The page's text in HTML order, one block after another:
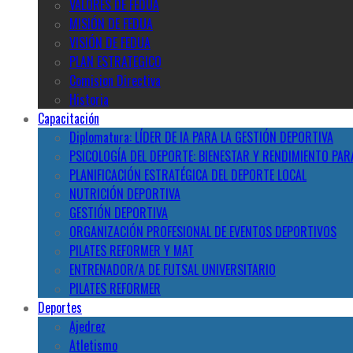
VALORES DE FEDUA
MISIÓN DE FEDUA
VISIÓN DE FEDUA
PLAN ESTRATEGICO
Comision Directiva
Historia
Capacitación
Diplomatura: LÍDER DE IA PARA LA GESTIÓN DEPORTIVA
PSICOLOGÍA DEL DEPORTE: BIENESTAR Y RENDIMIENTO
PLANIFICACIÓN ESTRATÉGICA DEL DEPORTE LOCAL
NUTRICIÓN DEPORTIVA
GESTIÓN DEPORTIVA
ORGANIZACIÓN PROFESIONAL DE EVENTOS DEPORTIVOS
PILATES REFORMER Y MAT
ENTRENADOR/A DE FUTSAL UNIVERSITARIO
PILATES REFORMER
Deportes
Ajedrez
Atletismo